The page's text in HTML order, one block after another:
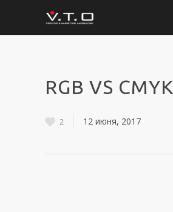
RGB VS CMYK
2 12 июня, 2017